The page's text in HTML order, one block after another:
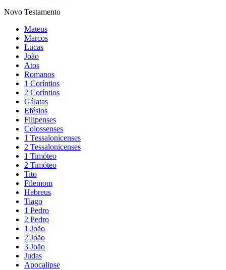
Novo Testamento
Mateus
Marcos
Lucas
João
Atos
Romanos
1 Coríntios
2 Coríntios
Gálatas
Efésios
Filipenses
Colossenses
1 Tessalonicenses
2 Tessalonicenses
1 Timóteo
2 Timóteo
Tito
Filemom
Hebreus
Tiago
1 Pedro
2 Pedro
1 João
2 João
3 João
Judas
Apocalipse